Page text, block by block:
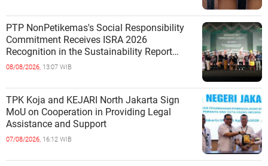
PTP NonPetikemas's Social Responsibility
Commitment Receives ISRA 2026
Recognition in the Sustainability Report
Category
08/08/2026, 13:07 WIB
TPK Koja and KEJARI North Jakarta Sign
MoU on Cooperation in Providing Legal
Assistance and Support
07/08/2026, 16:12 WIB